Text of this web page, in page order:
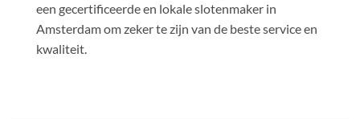
een gecertificeerde en lokale slotenmaker in
Amsterdam om zeker te zijn van de beste service en
kwaliteit.